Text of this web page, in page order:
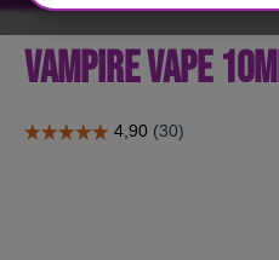
Vampire Vape
3